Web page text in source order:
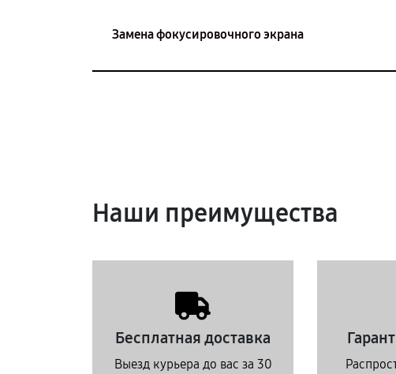
Замена фокусировочного экрана
Наши преимущества
Бесплатная доставка
Выезд курьера до вас за 30